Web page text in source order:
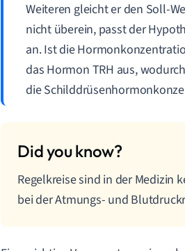
Weiteren gleicht er den Soll-
nicht überein, passt der
an. Ist die
das Hormon TRH aus,
die
Regelkreise sind in der Medizin
bei der Atmungs- und